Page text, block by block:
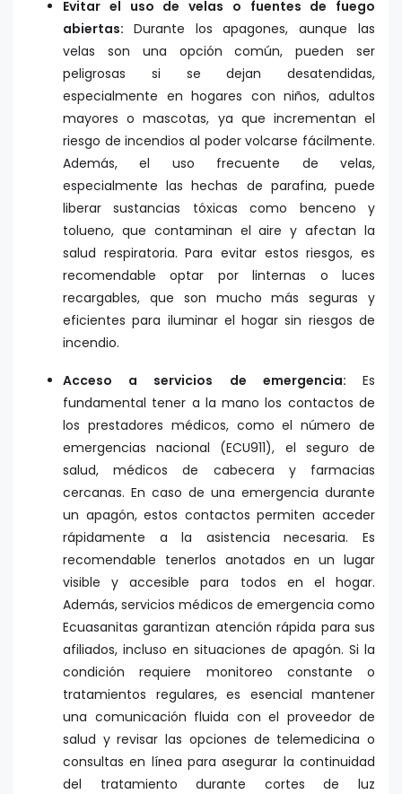
Evitar el uso de velas o fuentes de fuego
abiertas: Durante los apagones, aunque las
velas son una opción común, pueden ser
peligrosas si se dejan desatendidas,
especialmente en hogares con niños, adultos
mayores o mascotas, ya que incrementan el
riesgo de incendios al poder volcarse fácilmente.
Además, el uso frecuente de velas,
especialmente las hechas de parafina, puede
liberar sustancias tóxicas como benceno y
tolueno, que contaminan el aire y afectan la
salud respiratoria. Para evitar estos riesgos, es
recomendable optar por linternas o luces
recargables, que son mucho más seguras y
eficientes para iluminar el hogar sin riesgos de
incendio.
Acceso a servicios de emergencia: Es
fundamental tener a la mano los contactos de
los prestadores médicos, como el número de
emergencias nacional (ECU911), el seguro de
salud, médicos de cabecera y farmacias
cercanas. En caso de una emergencia durante
un apagón, estos contactos permiten acceder
rápidamente a la asistencia necesaria. Es
recomendable tenerlos anotados en un lugar
visible y accesible para todos en el hogar.
Además, servicios médicos de emergencia como
Ecuasanitas garantizan atención rápida para sus
afiliados, incluso en situaciones de apagón. Si la
condición requiere monitoreo constante o
tratamientos regulares, es esencial mantener
una comunicación fluida con el proveedor de
salud y revisar las opciones de telemedicina o
consultas en línea para asegurar la continuidad
del tratamiento durante cortes de luz